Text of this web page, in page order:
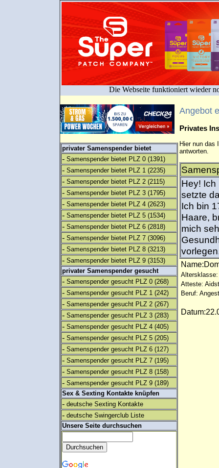
Die Webseite funktioniert wieder
privater Samenspender bietet
- Samenspender bietet PLZ 0 (1391)
- Samenspender bietet PLZ 1 (2235)
- Samenspender bietet PLZ 2 (2115)
- Samenspender bietet PLZ 3 (1795)
- Samenspender bietet PLZ 4 (2623)
- Samenspender bietet PLZ 5 (1534)
- Samenspender bietet PLZ 6 (2818)
- Samenspender bietet PLZ 7 (3096)
- Samenspender bietet PLZ 8 (3213)
- Samenspender bietet PLZ 9 (3153)
privater Samenspender gesucht
- Samenspender gesucht PLZ 0 (268)
- Samenspender gesucht PLZ 1 (242)
- Samenspender gesucht PLZ 2 (267)
- Samenspender gesucht PLZ 3 (283)
- Samenspender gesucht PLZ 4 (405)
- Samenspender gesucht PLZ 5 (205)
- Samenspender gesucht PLZ 6 (127)
- Samenspender gesucht PLZ 7 (195)
- Samenspender gesucht PLZ 8 (158)
- Samenspender gesucht PLZ 9 (189)
Sex & Sexting Kontakte knüpfen
- deutsche Sexting Kontakte
- deutsche Swingerclub Liste
Unsere Seite durchsuchen
Angebot
Privates
Hier nun das
antworten.
Hey!
setzte
Ich bin
Haare,
mich
Altersklasse:
Atteste:
Beruf: